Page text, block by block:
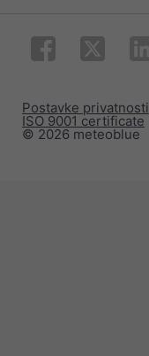
© 2026 meteoblue
ISO 9001 certificate
Postavke privatnosti